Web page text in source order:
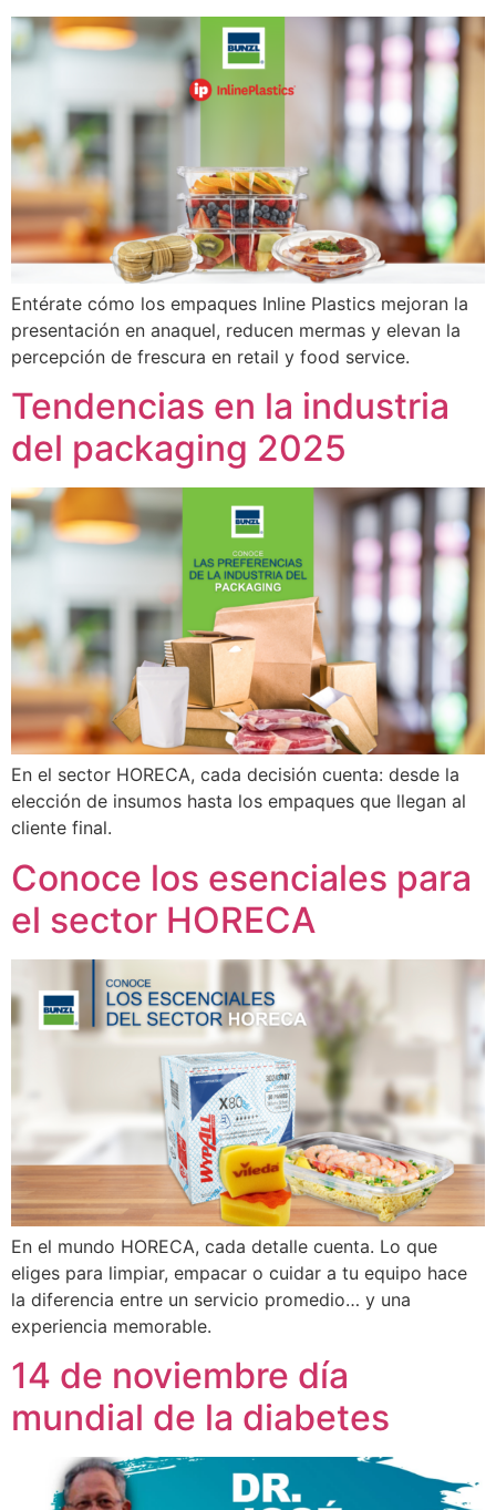
Entérate cómo los empaques Inline Plastics mejoran la
presentación en anaquel, reducen mermas y elevan la
percepción de frescura en retail y food service.
Tendencias en la industria
del packaging 2025
En el sector HORECA, cada decisión cuenta: desde la
elección de insumos hasta los empaques que llegan al
cliente final.
Conoce los esenciales para
el sector HORECA
En el mundo HORECA, cada detalle cuenta. Lo que
eliges para limpiar, empacar o cuidar a tu equipo hace
la diferencia entre un servicio promedio… y una
experiencia memorable.
14 de noviembre día
mundial de la diabetes